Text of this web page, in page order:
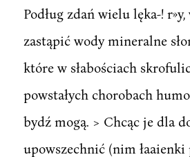
Podług zdań wielu lęka-!
zastąpić wody mineralne
które w słabościach
powstałych chorobach
bydź mogą. > Chcąc je dla
upowszechnić (nim łaaienki